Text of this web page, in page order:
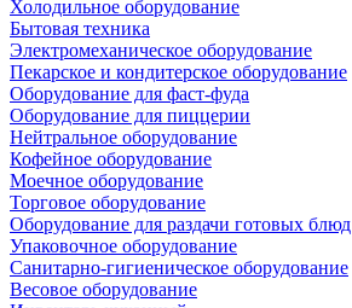
Холодильное оборудование
Бытовая техника
Электромеханическое оборудование
Пекарское и кондитерское оборудование
Оборудование для фаст-фуда
Оборудование для пиццерии
Нейтральное оборудование
Кофейное оборудование
Моечное оборудование
Торговое оборудование
Оборудование для раздачи готовых блюд
Упаковочное оборудование
Санитарно-гигиеническое оборудование
Весовое оборудование